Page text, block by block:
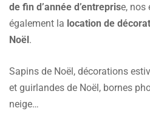
de fin d’année d’entreprise, nos
également la location de
Noël.
Sapins de Noël, décorations
et guirlandes de Noël, bornes
neige…